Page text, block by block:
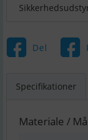
Del
Specifikationer
Materiale /